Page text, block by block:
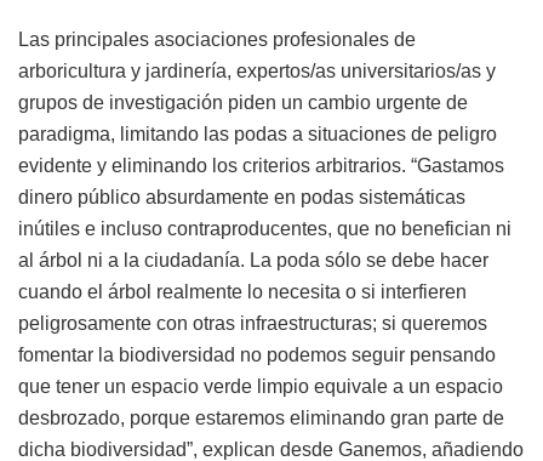
Las principales asociaciones profesionales de
arboricultura y jardinería, expertos/as universitarios/as y
grupos de investigación piden un cambio urgente de
paradigma, limitando las podas a situaciones de peligro
evidente y eliminando los criterios arbitrarios. “Gastamos
dinero público absurdamente en podas sistemáticas
inútiles e incluso contraproducentes, que no benefician ni
al árbol ni a la ciudadanía. La poda sólo se debe hacer
cuando el árbol realmente lo necesita o si interfieren
peligrosamente con otras infraestructuras; si queremos
fomentar la biodiversidad no podemos seguir pensando
que tener un espacio verde limpio equivale a un espacio
desbrozado, porque estaremos eliminando gran parte de
dicha biodiversidad”, explican desde Ganemos, añadiendo